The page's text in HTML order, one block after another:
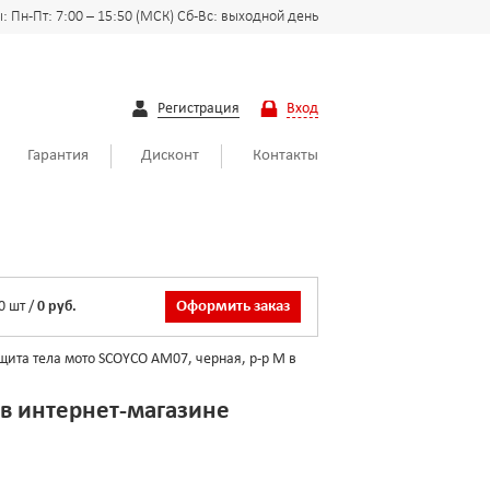
Пн-Пт: 7:00 – 15:50 (МСК) Сб-Вс: выходной день
Регистрация Вход
Гарантия Дисконт Контакты
шт / 0 руб. Оформить заказ
тела мото SCOYCO AM07, черная, р-р M в
интернет-магазине